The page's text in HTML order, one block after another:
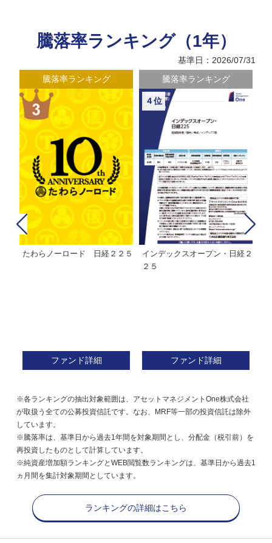
騰落率ランキング（1年）
基準日：2026/07/31
騰落率ランキング
たわらノーロード 日経２２５
ファンド詳細
騰落率ランキング
４位
インデックスオープン・日経２
２５
ファンド詳細
※各ランキングの抽出対象範囲は、アセットマネジメントOne株式会社
が取扱う全ての公募投資信託です。なお、MRF等一部の投資信託は除外
しています。
※騰落率は、基準日から過去1年間を対象期間とし、分配金（税引前）を
再投資したものとして計算しています。
※純資産増加額ランキングとWEB閲覧数ランキングは、基準日から過去1
ヵ月間を集計対象期間としています。
ランキングの詳細はこちら